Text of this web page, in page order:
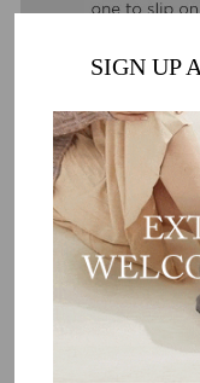
SIGN UP